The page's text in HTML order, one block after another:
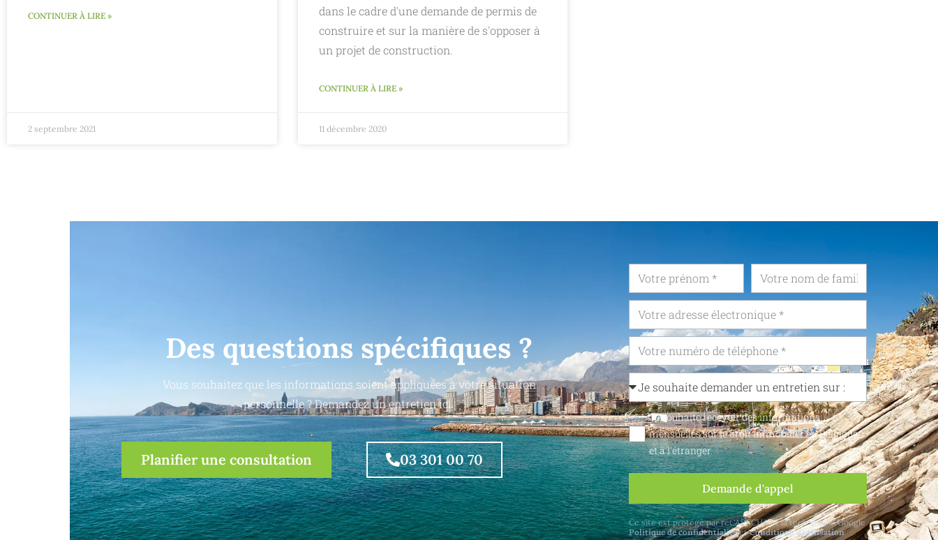
CONTINUER À LIRE »
2 septembre 2021
dans le cadre d'une demande de permis de
construire et sur la manière de s'opposer à
un projet de construction.
CONTINUER À LIRE »
11 décembre 2020
Des questions spécifiques ?
Vous souhaitez que les informations soient appliquées à votre situation
personnelle ? Demandez un entretien ici.
Planifier une consultation 03 301 00 70
Je souhaite recevoir des informations
mensuelles sur le droit immobilier en Belgique
et à l'étranger.
Demande d'appel
Ce site est protégé par reCAPTCHA et la technologie Google
Politique de confidentialitéetConditions d'utilisation